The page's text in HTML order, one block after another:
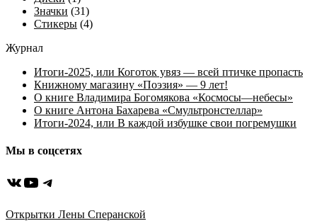
Значки (31)
Стикеры (4)
Журнал
Итоги-2025, или Коготок увяз — всей птичке пропасть
Книжному магазину «Поэзия» — 9 лет!
О книге Владимира Богомякова «Космосы—небесы»
О книге Антона Бахарева «Смультронстеллар»
Итоги-2024, или В каждой избушке свои погремушки
Мы в соцсетях
ВКонтакте
YouTube
Telegram
Открытки Лены Сперанской